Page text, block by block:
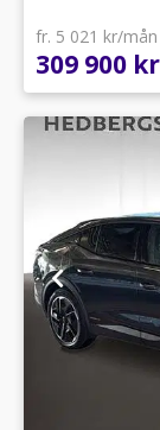
fr. 5 021 kr/mån
309 900 kr